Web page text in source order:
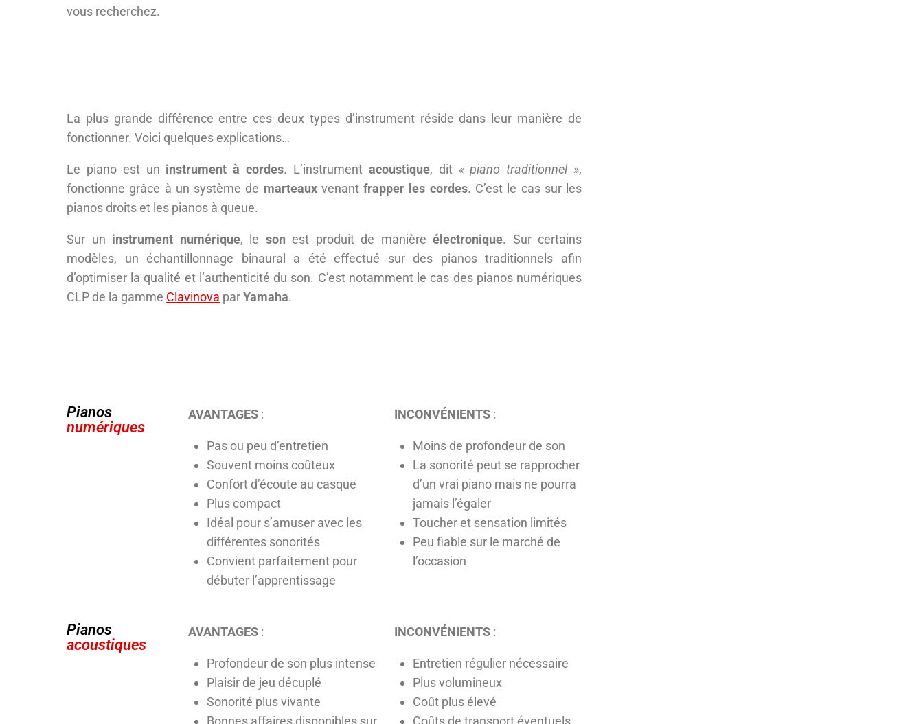
vous recherchez.
La plus grande différence entre ces deux types d’instrument réside dans leur manière de
fonctionner. Voici quelques explications…
Le piano est un instrument à cordes. L’instrument acoustique, dit « piano traditionnel »,
fonctionne grâce à un système de marteauxvenantfrapper les cordes. C’est le cas sur les
pianos droits et les pianos à queue.
Sur un instrument numérique, le son est produit de manière électronique. Sur certains
modèles, un échantillonnage binaural a été effectué sur des pianos traditionnels afin
d’optimiser la qualité et l’authenticité du son. C’est notamment le cas des pianos numériques
CLP de la gamme Clavinova parYamaha.
Pianos
numériques
AVANTAGES :
Pas ou peu d’entretien
Souvent moins coûteux
Confort d’écoute au casque
Plus compact
Idéal pour s’amuser avec les
différentes sonorités
Convient parfaitement pour
débuter l’apprentissage
INCONVÉNIENTS :
Moins de profondeur de son
La sonorité peut se rapprocher
d’un vrai piano mais ne pourra
jamais l’égaler
Toucher et sensation limités
Peu fiable sur le marché de
l’occasion
Pianos
acoustiques
AVANTAGES :
Profondeur de son plus intense
Plaisir de jeu décuplé
Sonorité plus vivante
Bonnes affaires disponibles sur
INCONVÉNIENTS :
Entretien régulier nécessaire
Plus volumineux
Coût plus élevé
Coûts de transport éventuels